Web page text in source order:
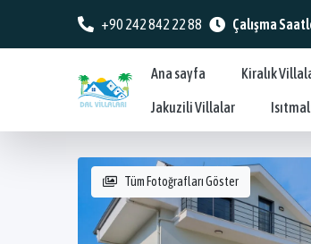
+90 242 842 22 88 Çalışma
Ana sayfa Kiralık
Jakuzili Villalar
Tüm Fotoğrafları Göster